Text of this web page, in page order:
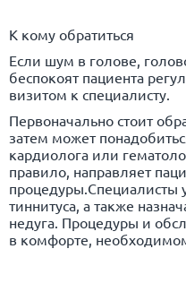
К кому обратиться
Если шум в голове,
беспокоят пациента
визитом к специалисту.
Первоначально стоит
затем может
кардиолога или
правило, направляет
процедуры.Специалисты
тиннитуса, а также
недуга. Процедуры и
в комфорте,